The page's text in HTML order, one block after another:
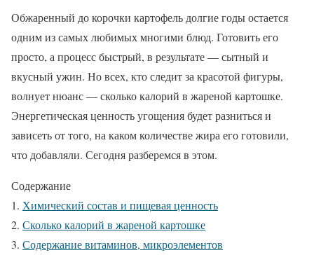
Обжаренный до корочки картофель долгие годы остается
одним из самых любимых многими блюд. Готовить его
просто, а процесс быстрый, в результате — сытный и
вкусный ужин. Но всех, кто следит за красотой фигуры,
волнует нюанс — сколько калорий в жареной картошке.
Энергетическая ценность угощения будет разниться и
зависеть от того, на каком количестве жира его готовили,
что добавляли. Сегодня разберемся в этом.
Содержание
Химический состав и пищевая ценность
Сколько калорий в жареной картошке
Содержание витаминов, микроэлементов